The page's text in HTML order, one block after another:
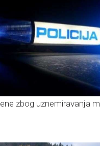
zbog uznemiravanja